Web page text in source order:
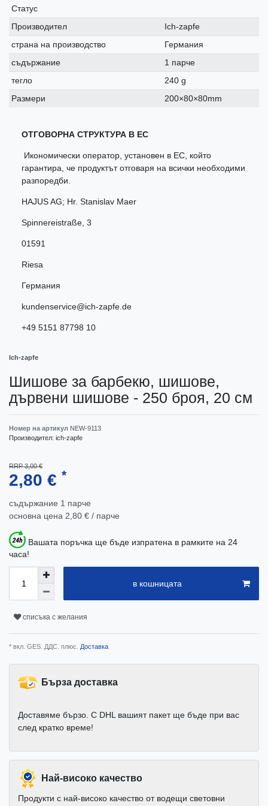
Статус
Производител
Ich-zapfe
страна на производство
Германия
съдържание
1 парче
тегло
240 g
Размери
200×80×80mm
ОТГОВОРНА СТРУКТУРА В ЕС
Икономически оператор, установен в ЕС, който
гарантира, че продуктът отговаря на всички необходими
разпоредби.
HAJUS AG; Hr. Stanislav Maer
Spinnereistraße 3
01591
Riesa
Германия
kundenservice@ich-zapfe.de
+49 5151 87798 10
Ich-zapfe
Шишове за барбекю, шишове,
дървени шишове - 250 броя, 20 см
Номер на артикул NEW-9113
Производител: ich-zapfe
RRP 3,00 €
2,80 € *
съдържание 1 парче
основна цена 2,80 € / парче
Вашата поръчка ще бъде изпратена в рамките на 24
часа!
в кошницата
списъка с желания
* вкл. GES. ДДС. плюс. Доставка
Бърза доставка
Доставяме бързо. С DHL вашият пакет ще бъде при вас
след кратко време!
Най-високо качество
Продукти с най-високо качество от водещи световни